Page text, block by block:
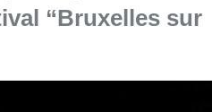
“Bruxelles sur